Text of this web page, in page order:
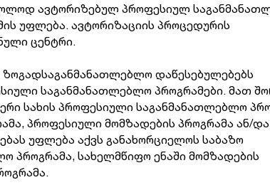
ავტორიზებულ პროფესიულ
უფლება. ავტორიზაციის პროცედურის
ცენტრი.
დაწესებულებებს
საგანმანათლებლო პროგრამები. მათ
სახის პროფესიული საგანმანათლებლო
პროფესიული მომზადების პროგრამა ან/და
უფლება აქვს განახორციელოს საბაზო
პროგრამა, სახელმწიფო ენაში მომზადების